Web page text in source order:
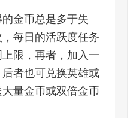
金币总是多于失
每日的活跃度任务
限，再者，加入一
者也可兑换英雄或
量金币或双倍金币